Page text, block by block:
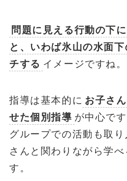
問題に見える行動の下
と、いわば氷山の水面
チする イメージですね。
指導は基本的に お子さ
せた個別指導 が中心で
グループでの活動も取
さんと関わりながら学
す。